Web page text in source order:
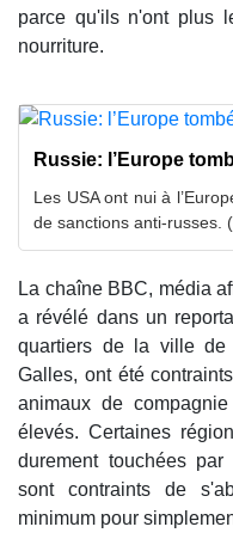
parce qu'ils n'ont plus
nourriture.
Russie: l’Europe
Les USA ont nui à
de sanctions anti-russes.
La chaîne BBC, média
a révélé dans un
quartiers de la ville
Galles, ont été
animaux de
élevés. Certaines
durement touchées
sont contraints de
minimum pour